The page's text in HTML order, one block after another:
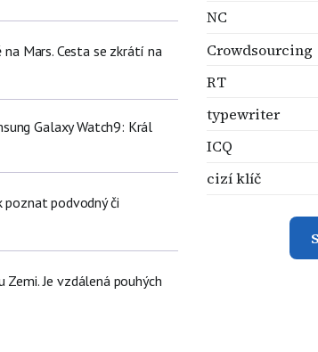
Mars. Cesta se zkrátí na
Galaxy Watch9: Král
poznat podvodný či
Je vzdálená pouhých
NC
Crowdsourcing
RT
typewriter
ICQ
cizí klíč